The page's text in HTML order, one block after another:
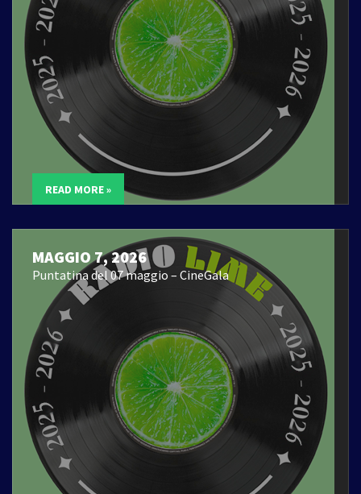
READ MORE »
MAGGIO 7, 2026
Puntatina del 07 maggio – CineGala